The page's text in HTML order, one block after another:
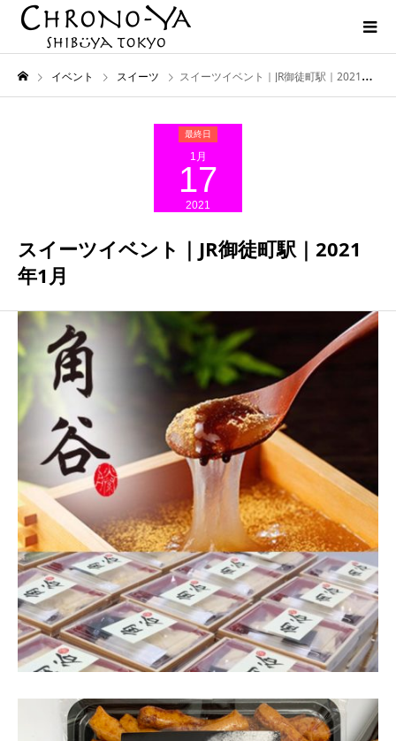
イベント スイーツ スイーツイベント｜JR御徒町駅｜2021年1月
1月
17
2021
スイーツイベント｜JR御徒町駅｜2021
年1月